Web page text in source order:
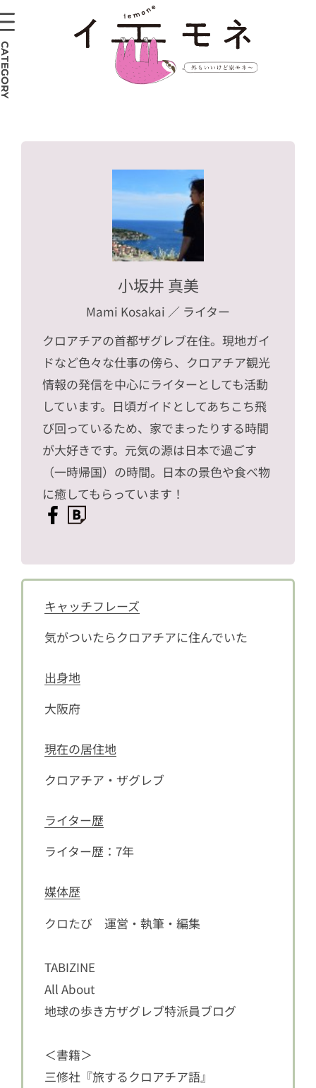
小坂井 真美
Mami Kosakai ／ ライター
クロアチアの首都ザグレブ在住。現地ガイ
ドなど色々な仕事の傍ら、クロアチア観光
情報の発信を中心にライターとしても活動
しています。日頃ガイドとしてあちこち飛
び回っているため、家でまったりする時間
が大好きです。元気の源は日本で過ごす
（一時帰国）の時間。日本の景色や食べ物
に癒してもらっています！
キャッチフレーズ
気がついたらクロアチアに住んでいた
出身地
大阪府
現在の居住地
クロアチア・ザグレブ
ライター歴
ライター歴：7年
媒体歴
クロたび 運営・執筆・編集
TABIZINE
All About
地球の歩き方ザグレブ特派員ブログ
＜書籍＞
三修社『旅するクロアチア語』